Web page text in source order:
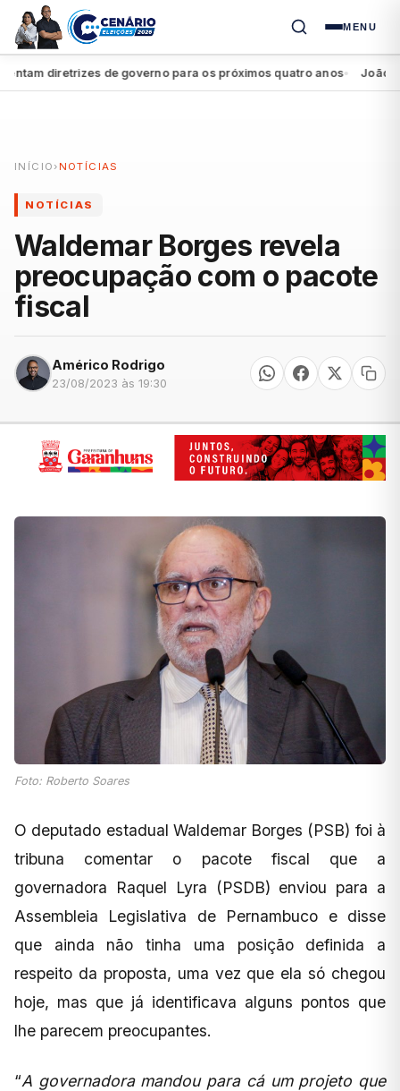
MENU
diretrizes de governo para os próximos quatro anos● João
INÍCIO › NOTÍCIAS
NOTÍCIAS
Waldemar Borges revela
preocupação com o pacote
fiscal
Américo Rodrigo
23/08/2023 às 19:30
Foto: Roberto Soares
O deputado estadual Waldemar Borges (PSB) foi à
tribuna comentar o pacote fiscal que a
governadora Raquel Lyra (PSDB) enviou para a
Assembleia Legislativa de Pernambuco e disse
que ainda não tinha uma posição definida a
respeito da proposta, uma vez que ela só chegou
hoje, mas que já identificava alguns pontos que
lhe parecem preocupantes.
“A governadora mandou para cá um projeto que